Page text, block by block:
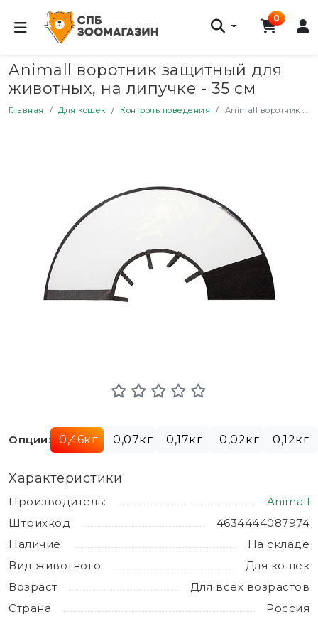
0
Animall воротник защитный для
животных, на липучке - 35 см
Главная Для кошек Контроль поведения Animall воротник защитный для животных, на липучке - 35 см
Опции: 0,46кг 0,07кг 0,17кг 0,02кг 0,12кг
Характеристики
Производитель:
Animall
Штрихкод
4634444087974
Наличие:
На складе
Вид животного
Для кошек
Возраст
Для всех возрастов
Страна
Россия